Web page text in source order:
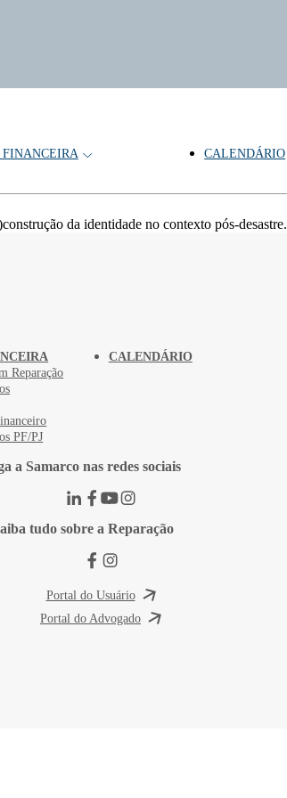
FINANCEIRA CALENDÁRIO
da identidade no contexto pós-desastre.
Reparação
PF/PJ
CALENDÁRIO
a Samarco nas redes sociais
tudo sobre a Reparação
Portal do Usuário
Portal do Advogado